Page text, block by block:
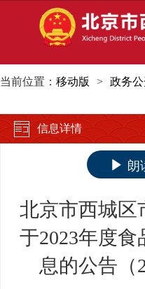
当前位置： 移动版 > 政务
信息详情
朗
北京市西城区
于2023年度
息的公告（